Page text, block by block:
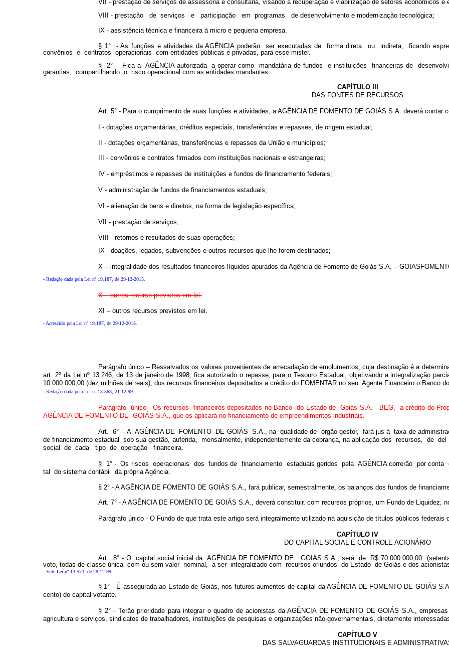
VII - prestação de serviços de assessoria e consultaria, visando a recuperação e viabilização de setores econômicos e
VIII - prestação de serviços e participação em programas de desenvolvimento e modernização tecnológica;
IX - assistência técnica e financeira à micro e pequena empresa.
§ 1° - As funções e atividades da AGÊNCIA poderão ser executadas de forma direta ou indireta, ficando
convênios e contratos operacionais com entidades públicas e privadas, para esse mister.
§ 2° - Fica a AGÊNCIA autorizada a operar como mandatária de fundos e instituições financeiras de
garantias, compartilhando o risco operacional com as entidades mandantes.
CAPÍTULO III
DAS FONTES DE RECURSOS
Art. 5° - Para o cumprimento de suas funções e atividades, a AGÊNCIA DE FOMENTO DE GOIÁS S.A. deverá contar
I - dotações orçamentárias, créditos especiais, transferências e repasses, de origem estadual;
II - dotações orçamentárias, transferências e repasses da União e municípios;
III - convênios e contratos firmados com instituições nacionais e estrangeiras;
IV - empréstimos e repasses de instituições e fundos de financiamento federais;
V - administração de fundos de financiamentos estaduais;
VI - alienação de bens e direitos, na forma de legislação específica;
VII - prestação de serviços;
VIII - retornos e resultados de suas operações;
IX - doações, legados, subvenções e outros recursos que lhe forem destinados;
X – integralidade dos resultados financeiros líquidos apurados da Agência de Fomento de Goiás S.A. –
- Redação dada pela Lei nº 19.187, de 29-12-2015.
X – outros recurso previstos em lei.
XI – outros recursos previstos em lei.
- Acrescido pela Lei nº 19.187, de 29-12-2015.
Parágrafo único – Ressalvados os valores provenientes de arrecadação de emolumentos, cuja destinação é a
art. 2º da Lei nº 13.246, de 13 de janeiro de 1998, fica autorizado o repasse, para o Tesouro Estadual, objetivando a integralização
10.000.000,00 (dez milhões de reais), dos recursos financeiros depositados a crédito do FOMENTAR no seu Agente Financeiro o Banco
- Redação dada pela Lei nº 13.568, 21-12-99
Parágrafo único - Os recursos financeiros depositados no Banco do Estado de Goiás S.A. - BEG, a crédito do
AGÊNCIA DE FOMENTO DE GOIÁS S.A., que os aplicará no financiamento de empreendimentos industriais.
Art. 6° - A AGÊNCIA DE FOMENTO DE GOIÁS S.A., na qualidade de órgão gestor, fará jus à taxa de
de financiamento estadual sob sua gestão, auferida, mensalmente, independentemente da cobrança, na aplicação dos recursos,
social de cada tipo de operação financeira.
§ 1° - Os riscos operacionais dos fundos de financiamento estaduais geridos pela AGÊNCIA correrão por conta
tal do sistema contábil da própria Agência.
§ 2° - A AGÊNCIA DE FOMENTO DE GOIÁS S.A., fará publicar, semestralmente, os balanços dos fundos de
Art. 7° - A AGÊNCIA DE FOMENTO DE GOIÁS S.A., deverá constituir, com recursos próprios, um Fundo de Liquidez,
Parágrafo único - O Fundo de que trata este artigo será integralmente utilizado na aquisição de títulos públicos
CAPÍTULO IV
DO CAPITAL SOCIAL E CONTROLE ACIONÁRIO
Art. 8° - O capital social inicial da AGÊNCIA DE FOMENTO DE GOIÁS S.A., será de R$ 70.000.000,00
voto, todas de classe única com ou sem valor nominal, a ser integralizado com recursos oriundos do Estado de Goiás e dos acionistas
- Vide Lei nº 13.573, de 28-12-99
§ 1° - É assegurada ao Estado de Goiás, nos futuros aumentos de capital da AGÊNCIA DE FOMENTO DE GOIÁS
cento) do capital votante.
§ 2° - Terão prioridade para integrar o quadro de acionistas da AGÊNCIA DE FOMENTO DE GOIÁS S.A.,
agricultura e serviços, sindicatos de trabalhadores, instituições de pesquisas e organizações não-governamentais, diretamente
CAPÍTULO V
DAS SALVAGUARDAS INSTITUCIONAIS E